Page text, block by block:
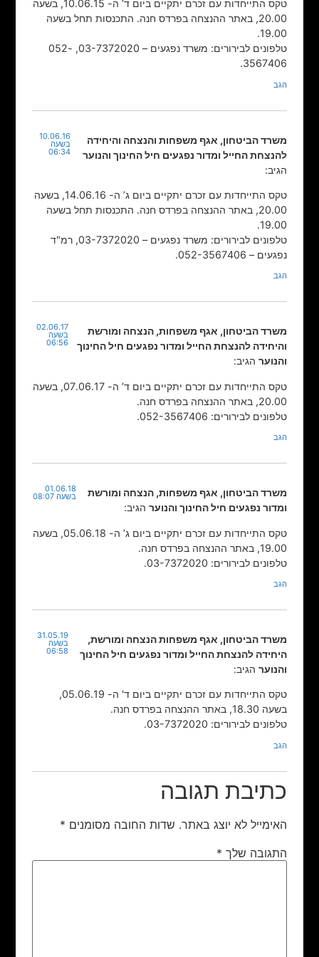
טקס התייחדות עם זכרם יתקיים ביום ד’ ה- 10.06.15, בשעה
20.00, באתר ההנצחה בפרדס חנה. התכנסות תחל בשעה
19.00.
טלפונים לבירורים: משרד נפגעים – 03-7372020, 052-
3567406.
הגב
משרד הביטחון, אגף משפחות והנצחה והיחידה
להנצחת החייל ומדור נפגעים חיל החינוך והנוער
הגיב:
10.06.16
בשעה
06:34
טקס התייחדות עם זכרם יתקיים ביום ג’ ה- 14.06.16, בשעה
20.00, באתר ההנצחה בפרדס חנה. התכנסות תחל בשעה
19.00.
טלפונים לבירורים: משרד נפגעים – 03-7372020, רמ"ד
נפגעים – 052-3567406.
הגב
משרד הביטחון, אגף משפחות, הנצחה ומורשת
והיחידה להנצחת החייל ומדור נפגעים חיל החינוך
והנוער הגיב:
02.06.17
בשעה
06:56
טקס התייחדות עם זכרם יתקיים ביום ד’ ה- 07.06.17, בשעה
20.00, באתר ההנצחה בפרדס חנה.
טלפונים לבירורים: 052-3567406.
הגב
משרד הביטחון, אגף משפחות, הנצחה ומורשת
ומדור נפגעים חיל החינוך והנוער הגיב:
01.06.18
בשעה 08:07
טקס התייחדות עם זכרם יתקיים ביום ג’ ה- 05.06.18, בשעה
19.00, באתר ההנצחה בפרדס חנה.
טלפונים לבירורים: 03-7372020.
הגב
משרד הביטחון, אגף משפחות הנצחה ומורשת,
היחידה להנצחת החייל ומדור נפגעים חיל החינוך
והנוער הגיב:
31.05.19
בשעה
06:58
טקס התייחדות עם זכרם יתקיים ביום ד' ה- 05.06.19,
בשעה 18.30, באתר ההנצחה בפרדס חנה.
טלפונים לבירורים: 03-7372020.
הגב
כתיבת תגובה
האימייל לא יוצג באתר. שדות החובה מסומנים *
התגובה שלך *